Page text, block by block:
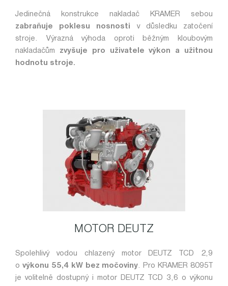
Jedinečná konstrukce nakladač KRAMER sebou
zabraňuje poklesu nosnosti
v důsledku zatočení
stroje. Výrazná výhoda oproti běžným kloubovým
nakladačům zvyšuje pro uživatele výkon a užitnou
hodnotu stroje.
MOTOR DEUTZ
Spolehlivý vodou chlazený motor DEUTZ TCD 2,9
o výkonu 55,4 kW bez močoviny. Pro KRAMER 8095T
je volitelně dostupný i motor DEUTZ TCD 3,6 o výkonu